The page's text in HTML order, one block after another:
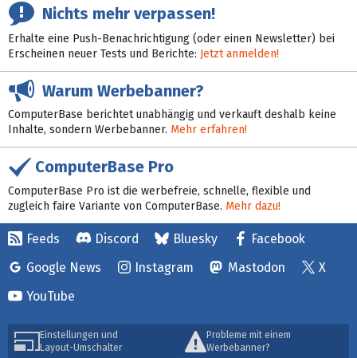
Nichts mehr verpassen!
Erhalte eine Push-Benachrichtigung (oder einen Newsletter) bei
Erscheinen neuer Tests und Berichte: Jetzt anmelden!
Warum Werbebanner?
ComputerBase berichtet unabhängig und verkauft deshalb keine
Inhalte, sondern Werbebanner. Mehr erfahren!
ComputerBase Pro
ComputerBase Pro ist die werbefreie, schnelle, flexible und
zugleich faire Variante von ComputerBase. Mehr dazu!
Feeds Discord Bluesky
Facebook
Google News
Instagram Mastodon
X
YouTube
Einstellungen und
Layout-Umschalter
Probleme mit einem
Werbebanner?